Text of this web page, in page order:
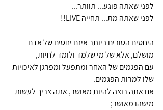
לפני שאתה פוגע... תוותר...
לפני שאתה מת... תחייה LIVE!!
היחסים הטובים ביותר אינם יחסים של אדם
מושלם, אלא של מי שלמד ולומד לחיות,
עם הפגמים של האחר ומתפעל ומפרגן לאיכויות
שלו למרות הפגמים.
אם אתה רוצה להיות מאושר, אתה צריך לעשות
מישהו מאושר;